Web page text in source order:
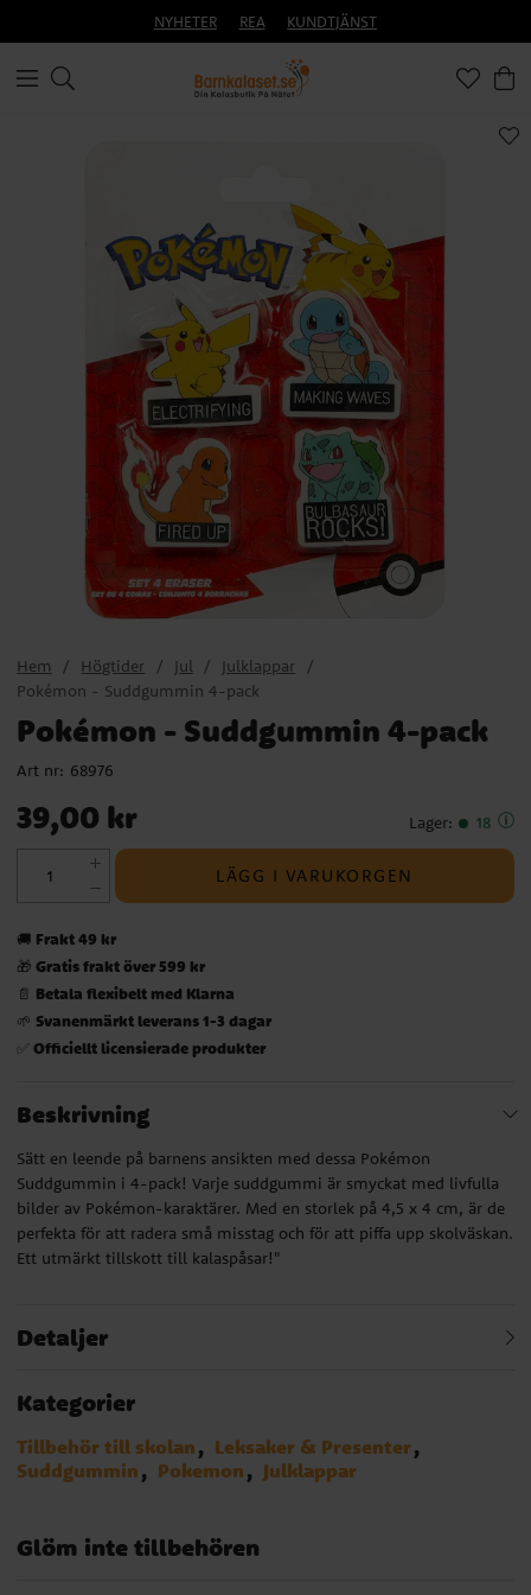
NYHETER REA KUNDTJÄNST
Hem Högtider Jul
Julklappar
Pokémon - Suddgummin 4-pack
Pokémon - Suddgummin 4-pack
Art nr: 68976
Pris: 39,00 kr
39,00 kr Lager: 18
LÄGG I VARUKORGEN
🚚 Frakt 49 kr
🎁 Gratis frakt över 599 kr
📄 Betala flexibelt med Klarna
🌱 Svanenmärkt leverans 1-3 dagar
✅ Officiellt licensierade produkter
Beskrivning
Sätt en leende på barnens ansikten med dessa Pokémon
Suddgummin i 4-pack! Varje suddgummi är smyckat med livfulla
bilder av Pokémon-karaktärer. Med en storlek på 4,5 x 4 cm, är de
perfekta för att radera små misstag och för att piffa upp skolväskan.
Ett utmärkt tillskott till kalaspåsar!"
Detaljer
Kategorier
Tillbehör till skolan
Leksaker & Presenter
Suddgummin
Pokemon Julklappar
Glöm inte tillbehören